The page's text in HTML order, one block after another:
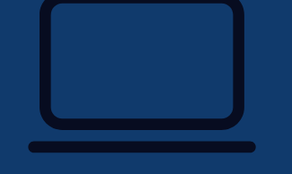
vakantiedagen.
Elk jaar 8% vakantiegeld en een
reiskostenvergoeding.